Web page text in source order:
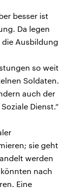
besser ist
Da legen
Ausbildung
so weit
Soldaten.
auch der
Dienst.“
sie geht
werden
nach
Eine